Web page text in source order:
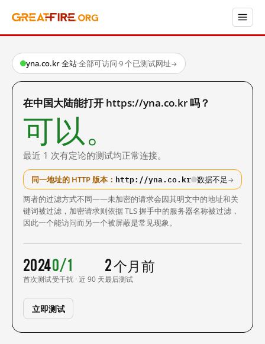
yna.co.kr 全站·全部可访问·9 个已测试网址→
在中国大陆能打开 https://yna.co.kr 吗？
可以。
最近 1 次有定论的测试均正常连接。
同一地址的 HTTP 版本： http://yna.co.kr 数据不足 →
两者的过滤方式不同——未加密的请求会因其明文中的地址和关
键词被过滤，加密请求则依据 TLS 握手中的服务器名称被过滤，
因此一个能访问而另一个被屏蔽是常见现象。
2024
首次测试
0/1
受干扰 · 近 90 天
2 个月前
最后测试
立即测试